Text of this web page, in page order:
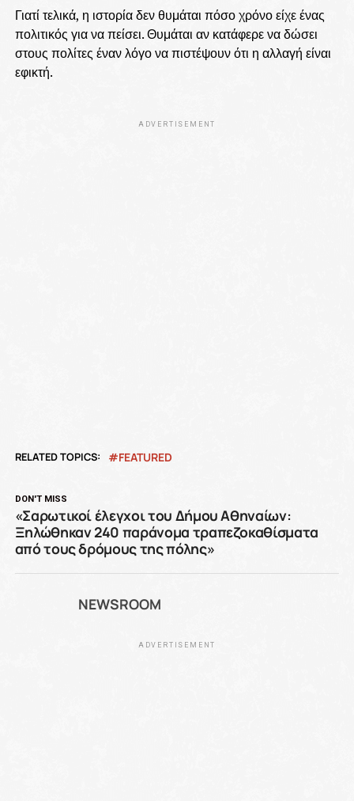
Γιατί τελικά, η ιστορία δεν θυμάται πόσο χρόνο είχε ένας
πολιτικός για να πείσει. Θυμάται αν κατάφερε να δώσει
στους πολίτες έναν λόγο να πιστέψουν ότι η αλλαγή είναι
εφικτή.
ADVERTISEMENT
RELATED TOPICS: FEATURED
DON'T MISS
«Σαρωτικοί έλεγχοι του Δήμου Αθηναίων:
Ξηλώθηκαν 240 παράνομα τραπεζοκαθίσματα
από τους δρόμους της πόλης»
NEWSROOM
ADVERTISEMENT